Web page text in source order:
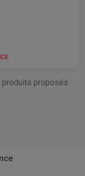
proposés